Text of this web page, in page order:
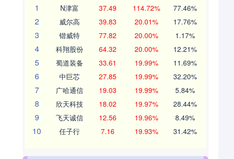
1
N津富 37.49 114.72% 77.46%
2 威尔高 39.83 20.01% 17.76%
3 锴威特 77.82 20.00% 1.17%
4 科翔股份 64.32 20.00% 12.21%
5 蜀道装备 33.61 19.99% 11.69%
6 中巨芯 27.85 19.99% 32.20%
7 广哈通信 19.03 19.99% 5.84%
8 欣天科技 18.02 19.97% 28.44%
9 飞天诚信 12.56 19.96% 8.49%
10 任子行 7.16 19.93% 31.42%